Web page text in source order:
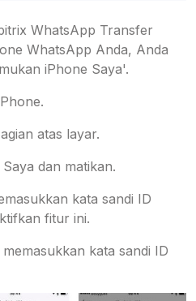
WhatsApp Transfer
WhatsApp Anda, Anda
iPhone Saya'.
atas layar.
dan matikan.
kata sandi ID
fitur ini.
kata sandi ID